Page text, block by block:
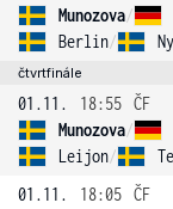
Munozova/
Berlin/
čtvrtfinále
01.11. 18:55 ČF
Munozova/
Leijon/
01.11.
18:05 ČF